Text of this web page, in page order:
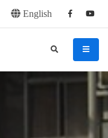
English Facebook
研究所 menu
search